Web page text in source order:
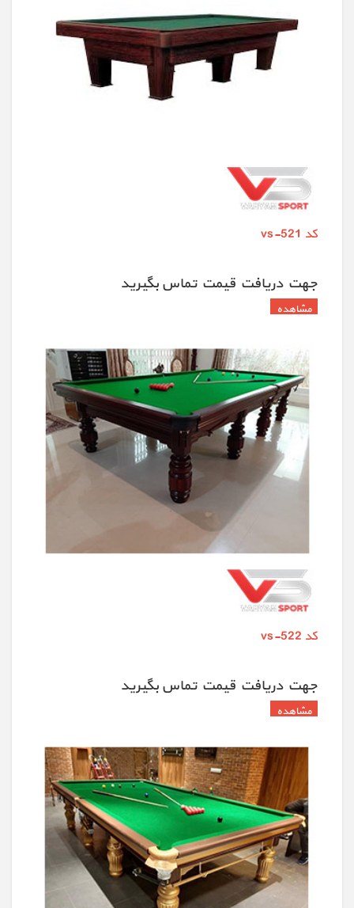
کد vs-521
جهت دريافت قيمت تماس بگيريد
کد vs-522
جهت دريافت قيمت تماس بگيريد